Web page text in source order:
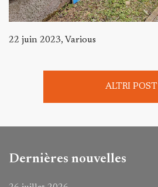
22 juin 2023, Various
ALTRI POST
Dernières nouvelles